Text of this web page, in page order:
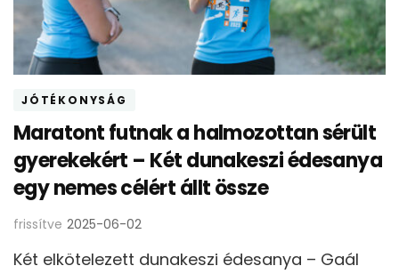
JÓTÉKONYSÁG
Maratont futnak a halmozottan sérült
gyerekekért – Két dunakeszi édesanya
egy nemes célért állt össze
frissítve 2025-06-02
Két elkötelezett dunakeszi édesanya – Gaál